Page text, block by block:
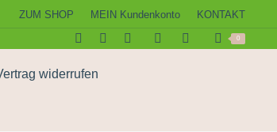
ZUM SHOP MEIN Kundenkonto KONTAKT
0
widerrufen